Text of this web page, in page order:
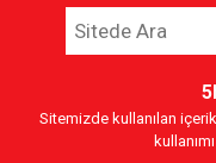
Sitemizde kullanılan